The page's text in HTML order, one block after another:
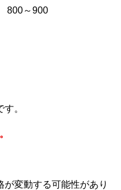
800～900
。
変動する可能性があり